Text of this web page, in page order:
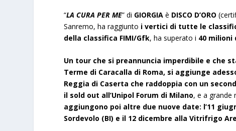
“LA CURA PER ME” di GIORGIA è DISCO D’ORO
Sanremo, ha raggiunto i vertici di tutte le
della classifica FIMI/Gfk, ha superato i 40 milioni
Un tour che si preannuncia imperdibile e che
Terme di Caracalla di Roma, si aggiunge
Reggia di Caserta che raddoppia con un
il sold out all’Unipol Forum di Milano, e a grande
aggiungono poi altre due nuove date: l’11
Sordevolo (BI) e il 12 dicembre alla Vitrifrigo